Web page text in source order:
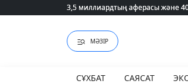
3,5 миллиардтың аферасы және
3,5 миллиардтың аферасы және
МӘЗІР
СҰХБАТ САЯСАТ